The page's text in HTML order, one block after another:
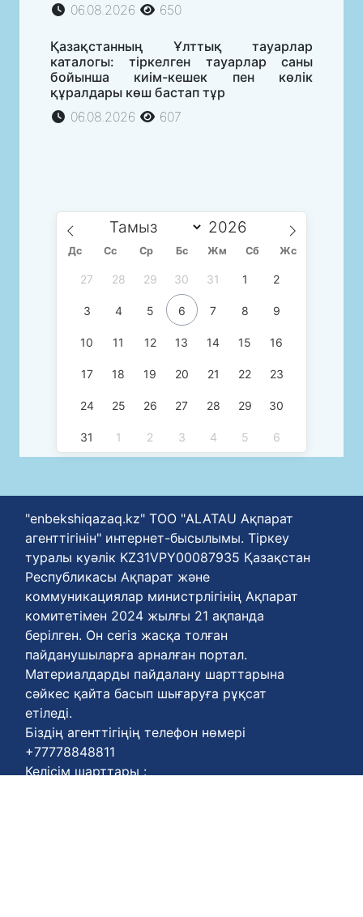
06.08.2026
650
Қазақстанның Ұлттық тауарлар
каталогы: тіркелген тауарлар саны
бойынша киім-кешек пен көлік
құралдары көш бастап тұр
06.08.2026
607
Дс Сc Ср Бс Жм Сб Жс
27 28 29 30 31 1 2
3 4 5 6 7 8 9
10 11 12 13 14 15 16
17 18 19 20 21 22 23
24 25 26 27 28 29 30
31 1 2 3 4 5 6
"enbekshiqazaq.kz" ТОО "ALATAU Ақпарат
агенттігінін" интернет-бысылымы. Тіркеу
туралы куәлік KZ31VPY00087935 Қазақстан
Республикасы Ақпарат және
коммуникациялар министрлігінің Ақпарат
комитетімен 2024 жылғы 21 ақпанда
берілген. Он сегіз жасқа толған
пайданушыларға арналған портал.
Материалдарды пайдалану шарттарына
сәйкес қайта басып шығаруға рұқсат
етіледі.
Біздің агенттігіңің телефон нөмері
+77778848811
Келісім шарттары :